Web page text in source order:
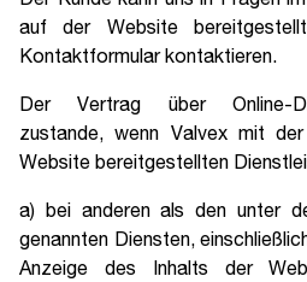
auf der Website
Kontaktformular kontaktieren.
Der Vertrag über Online-
zustande, wenn Valvex mit
Website bereitgestellten
a) bei anderen als den unter
genannten Diensten,
Anzeige des Inhalts der